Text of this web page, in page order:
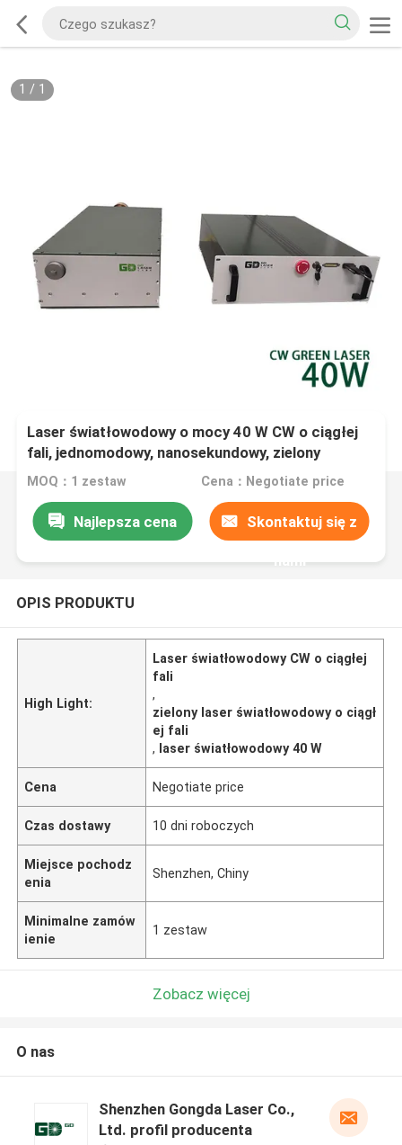
1 / 1
Laser światłowodowy o mocy 40 W CW o ciągłej
fali, jednomodowy, nanosekundowy, zielony
MOQ：1 zestaw Cena：Negotiate price
Najlepsza cena Skontaktuj się z
nami
OPIS PRODUKTU
High Light:
Laser światłowodowy CW o ciągłej
fali
,
zielony laser światłowodowy o ciągł
ej fali
, laser światłowodowy 40 W
Cena Negotiate price
Czas dostawy 10 dni roboczych
Miejsce pochodz
enia
Shenzhen, Chiny
Minimalne zamów
ienie
1 zestaw
Zobacz więcej
O nas
Shenzhen Gongda Laser Co.,
Ltd. profil producenta